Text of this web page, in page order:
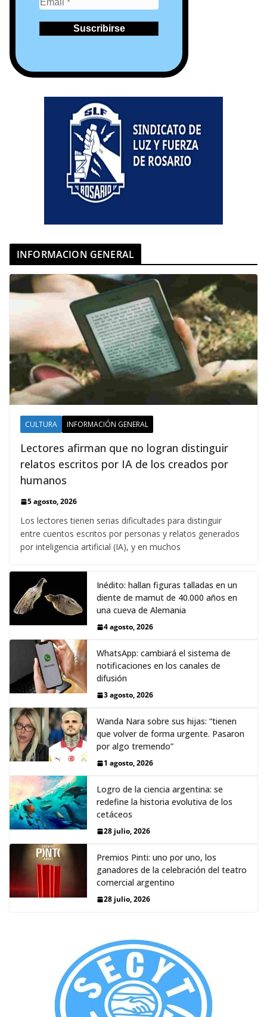
INFORMACION GENERAL
CULTURA INFORMACIÓN GENERAL
Lectores afirman que no logran distinguir
relatos escritos por IA de los creados por
humanos
5 agosto, 2026
Los lectores tienen serias dificultades para distinguir
entre cuentos escritos por personas y relatos generados
por inteligencia artificial (IA), y en muchos
Inédito: hallan figuras talladas en un
diente de mamut de 40.000 años en
una cueva de Alemania
4 agosto, 2026
WhatsApp: cambiará el sistema de
notificaciones en los canales de
difusión
3 agosto, 2026
Wanda Nara sobre sus hijas: “tienen
que volver de forma urgente. Pasaron
por algo tremendo”
1 agosto, 2026
Logro de la ciencia argentina: se
redefine la historia evolutiva de los
cetáceos
28 julio, 2026
Premios Pinti: uno por uno, los
ganadores de la celebración del teatro
comercial argentino
28 julio, 2026